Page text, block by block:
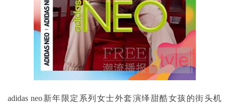
adidas neo新年限定系列女士外套演绎甜酷女孩的街头机